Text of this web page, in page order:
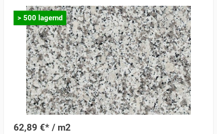
> 500 lagernd
62,89 €* / m2